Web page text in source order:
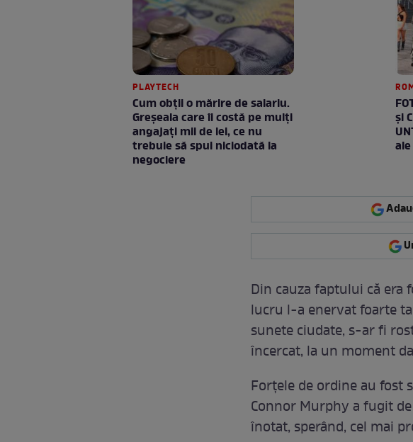
PLAYTECH
Cum obții o mărire de salariu.
Greșeala care îi costă pe mulți
angajați mii de lei, ce nu
trebuie să spui niciodată la
negociere
şi
Din cauza faptului că
lucru l-a enervat foarte
sunete ciudate, s-ar fi
încercat, la un moment
Forțele de ordine au fost
Connor Murphy a fugit
înotat, sperând, cel mai